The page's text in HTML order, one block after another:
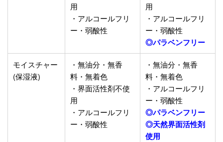
用
・アルコールフリ
ー・弱酸性
用
・アルコールフリ
ー・弱酸性
◎パラベンフリー
モイスチャー
(保湿液)
・無油分・無香
料・無着色
・界面活性剤不使
用
・アルコールフリ
ー・弱酸性
・無油分・無香
料・無着色
・アルコールフリ
ー・弱酸性
◎パラベンフリー
◎天然界面活性剤
使用